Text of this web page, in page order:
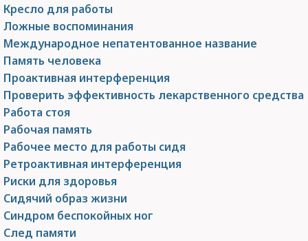
Кресло для работы
Ложные воспоминания
Международное непатентованное название
Память человека
Проактивная интерференция
Проверить эффективность лекарственного средства
Работа стоя
Рабочая память
Рабочее место для работы сидя
Ретроактивная интерференция
Риски для здоровья
Сидячий образ жизни
Синдром беспокойных ног
След памяти